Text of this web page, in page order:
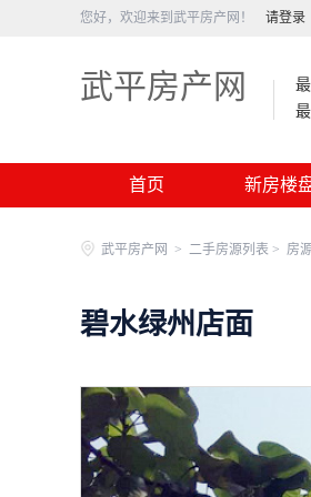
您好，欢迎来到武平房产网！ 请登录
武平房产网
首页 新房楼
武平房产网 > 二手房源列表 > 房
碧水绿州店面